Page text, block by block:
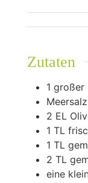
Zutaten
1 großer
2 EL
1 TL
1 TL
2 TL
eine